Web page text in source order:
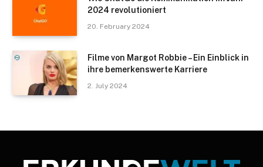
2024 revolutioniert
20. February 2024
Filme von Margot Robbie – Ein Einblick in
ihre bemerkenswerte Karriere
2. July 2024